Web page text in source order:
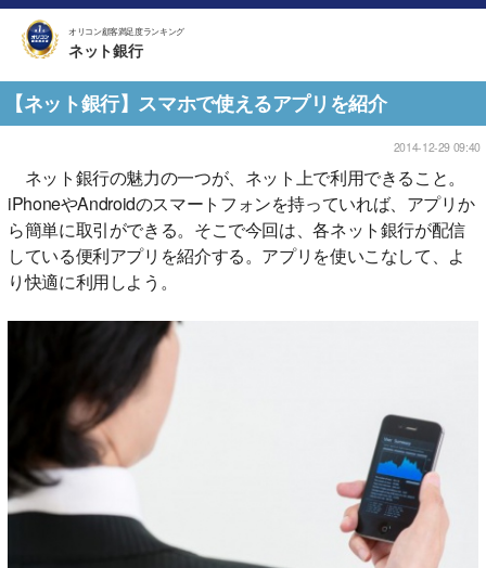
オリコン顧客満足度ランキング
ネット銀行
【ネット銀行】スマホで使えるアプリを紹介
2014-12-29 09:40
ネット銀行の魅力の一つが、ネット上で利用できること。
iPhoneやAndroidのスマートフォンを持っていれば、アプリか
ら簡単に取引ができる。そこで今回は、各ネット銀行が配信
している便利アプリを紹介する。アプリを使いこなして、よ
り快適に利用しよう。